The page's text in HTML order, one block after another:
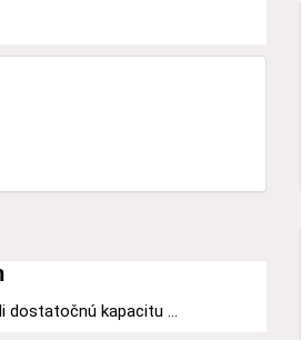
dostatočnú kapacitu ...